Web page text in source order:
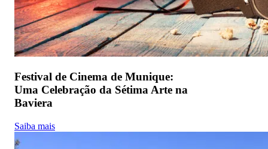
Festival de Cinema de Munique:
Uma Celebração da Sétima Arte na
Baviera
Saiba mais